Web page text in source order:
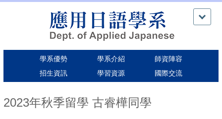
內
學系優勢 學系介紹
師資陣容
招生資訊
學習資源 國際交流
2023年秋季留學 古睿樺同學